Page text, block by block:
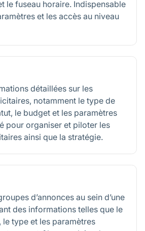
le fuseau horaire. Indispensable
et les accès au niveau
détaillées sur les
notamment le type de
le budget et les paramètres
pour organiser et piloter les
ainsi que la stratégie.
d’annonces au sein d’une
des informations telles que le
type et les paramètres